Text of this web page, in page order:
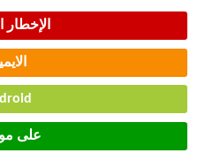
الإخطار
على